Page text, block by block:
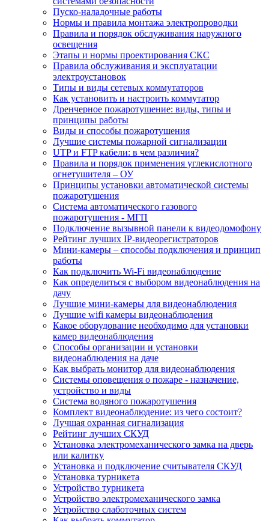
Пуско-наладочные работы
Нормы и правила монтажа электропроводки
Правила и порядок обслуживания наружного
освещения
Этапы и нормы проектирования СКС
Правила обслуживания и эксплуатации
электроустановок
Типы и виды сетевых коммутаторов
Как установить и настроить коммутатор
Дренчерное пожаротушение: виды, типы и
принципы работы
Виды и способы пожаротушения
Лучшие системы пожарной сигнализации
UTP и FTP кабели: в чем различия?
Правила и порядок применения углекислотного
огнетушителя – ОУ
Принципы установки автоматической системы
пожаротушения
Система автоматического газового
пожаротушения - МГП
Подключение вызывной панели к видеодомофону
Рейтинг лучших IP-видеорегистраторов
Мини-камеры – способы подключения и принцип
работы
Как подключить Wi-Fi видеонаблюдение
Как определиться с выбором видеонаблюдения на
дачу
Лучшие мини-камеры для видеонаблюдения
Лучшие wifi камеры видеонаблюдения
Какое оборудование необходимо для установки
камер видеонаблюдения
Способы организации и установки
видеонаблюдения на даче
Как выбрать монитор для видеонаблюдения
Системы оповещения о пожаре - назначение,
устройство и виды
Система водяного пожаротушения
Комплект видеонаблюдение: из чего состоит?
Лучшая охранная сигнализация
Рейтинг лучших СКУД
Установка электромеханического замка на дверь
или калитку
Установка и подключение считывателя СКУД
Установка турникета
Устройство турникета
Устройство электромеханического замка
Устройство слаботочных систем